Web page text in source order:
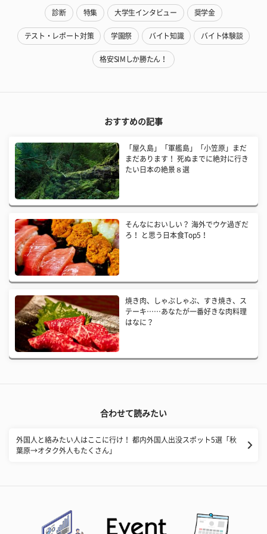
診断 特集 大学生インタビュー 奨学金
テスト・レポート対策 学園祭 バイト知識 バイト体験談
格安SIMしか勝たん！
おすすめの記事
「屋久島」「軍艦島」「小笠原」まだ
まだあります！ 死ぬまでに絶対に行き
たい日本の絶景８選
そんなにおいしい？ 海外でウケ過ぎだ
ろ！ と思う日本食Top5！
焼き肉、しゃぶしゃぶ、すき焼き、ス
テーキ……あなたが一番好きな肉料理
はなに？
合わせて読みたい
外国人と絡みたい人はここに行け！ 都内外国人出没スポット5選「秋
葉原→オタク外人もたくさん」